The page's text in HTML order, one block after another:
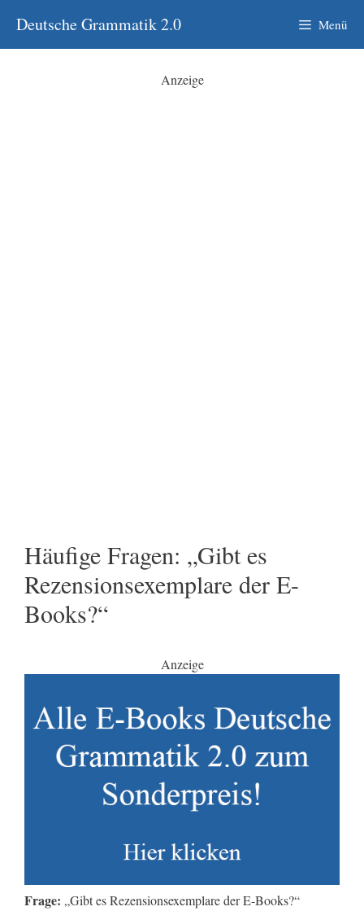
Inhalt
springen
Deutsche Grammatik 2.0 Menü
Anzeige
Häufige Fragen: „Gibt es
Rezensionsexemplare der E-
Books?“
Anzeige
Frage: „Gibt es Rezensionsexemplare der E-Books?“